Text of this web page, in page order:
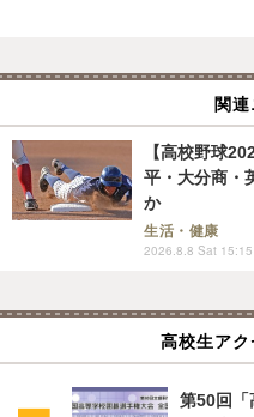
関連
【高校野球
平・大分商・
か
生活・健康
2026.8.8 Sat 15:15
高校生ア
第50回「